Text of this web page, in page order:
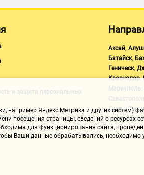
одним аккумулятором, неудобно, теперь нет
и защита персональных
соглашение
Аксай,
Батайск,
Геническ,
Краснодар,
Мариуполь
Судак,
например Яндекс.Метрика и других систем)
посещения страницы, сведений о ресурсах
для функционирования сайта,
Ваши данные обрабатывались, необходимо